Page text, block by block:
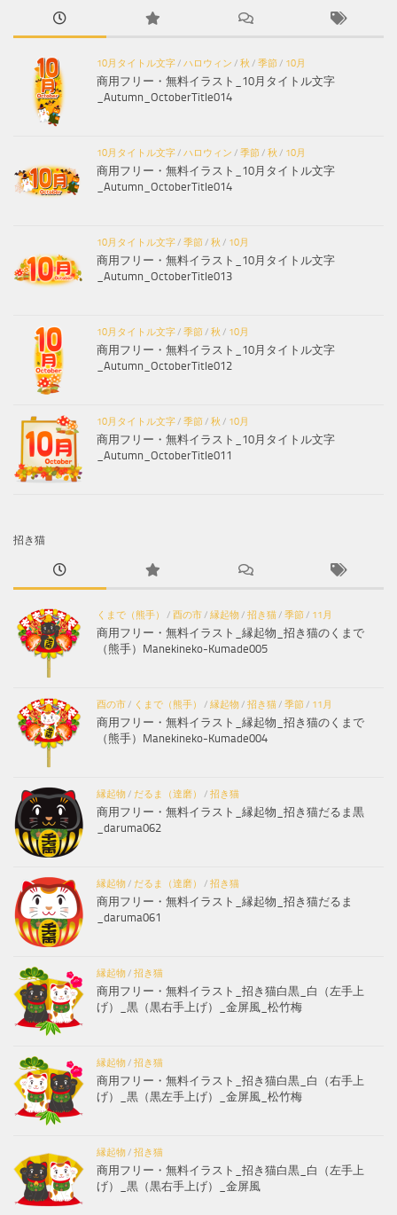
10月タイトル文字/ ハロウィン / 秋 / 季節/ 10月
商用フリー・無料イラスト_10月タイトル文字
_Autumn_OctoberTitle014
10月タイトル文字/ ハロウィン / 季節/ 秋 / 10月
商用フリー・無料イラスト_10月タイトル文字
_Autumn_OctoberTitle014
10月タイトル文字/ 季節/ 秋 / 10月
商用フリー・無料イラスト_10月タイトル文字
_Autumn_OctoberTitle013
10月タイトル文字/ 季節/ 秋 / 10月
商用フリー・無料イラスト_10月タイトル文字
_Autumn_OctoberTitle012
10月タイトル文字/ 季節/ 秋 / 10月
商用フリー・無料イラスト_10月タイトル文字
_Autumn_OctoberTitle011
招き猫
くまで（熊手） / 酉の市/ 縁起物/ 招き猫/ 季節/ 11月
商用フリー・無料イラスト_縁起物_招き猫のくまで
（熊手）Manekineko-Kumade005
酉の市/ くまで（熊手） / 縁起物/ 招き猫/ 季節/ 11月
商用フリー・無料イラスト_縁起物_招き猫のくまで
（熊手）Manekineko-Kumade004
縁起物/ だるま（達磨） / 招き猫
商用フリー・無料イラスト_縁起物_招き猫だるま黒
_daruma062
縁起物/ だるま（達磨） / 招き猫
商用フリー・無料イラスト_縁起物_招き猫だるま
_daruma061
縁起物/ 招き猫
商用フリー・無料イラスト_招き猫白黒_白（左手上
げ）_黒（黒右手上げ）_金屏風_松竹梅
縁起物/ 招き猫
商用フリー・無料イラスト_招き猫白黒_白（右手上
げ）_黒（黒左手上げ）_金屏風_松竹梅
縁起物/ 招き猫
商用フリー・無料イラスト_招き猫白黒_白（左手上
げ）_黒（黒右手上げ）_金屏風